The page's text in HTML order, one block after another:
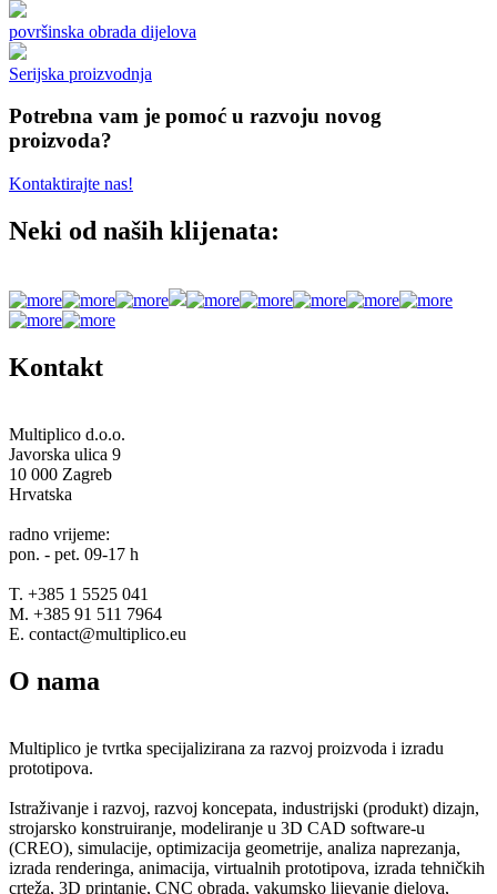
površinska obrada dijelova
Serijska proizvodnja
Potrebna vam je pomoć u razvoju novog
proizvoda?
Kontaktirajte nas!
Neki od naših klijenata:
Kontakt
Multiplico d.o.o.
Javorska ulica 9
10 000 Zagreb
Hrvatska
radno vrijeme:
pon. - pet. 09-17 h
T. +385 1 5525 041
M. +385 91 511 7964
E. contact@multiplico.eu
O nama
Multiplico je tvrtka specijalizirana za razvoj proizvoda i izradu
prototipova.
Istraživanje i razvoj, razvoj koncepata, industrijski (produkt) dizajn,
strojarsko konstruiranje, modeliranje u 3D CAD software-u
(CREO), simulacije, optimizacija geometrije, analiza naprezanja,
izrada renderinga, animacija, virtualnih prototipova, izrada tehničkih
crteža, 3D printanje, CNC obrada, vakumsko lijevanje djelova,